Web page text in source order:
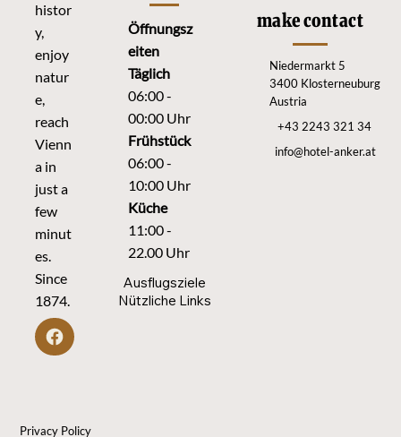
Privacy Policy
histor
y,
enjoy
natur
e,
reach
Vienn
a in
just a
few
minut
es.
Since
1874.
Öffnungsz
eiten
Täglich
06:00 -
00:00 Uhr
Frühstück
06:00 -
10:00 Uhr
Küche
11:00 -
22.00 Uhr
Ausflugsziele
Nützliche Links
make contact
+43 2243 321 34
info@hotel-anker.at
Niedermarkt 5
3400 Klosterneuburg
Austria